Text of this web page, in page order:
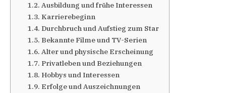
Ausbildung und frühe Interessen
Karrierebeginn
Durchbruch und Aufstieg zum Star
Bekannte Filme und TV-Serien
Alter und physische Erscheinung
Privatleben und Beziehungen
Hobbys und Interessen
Erfolge und Auszeichnungen